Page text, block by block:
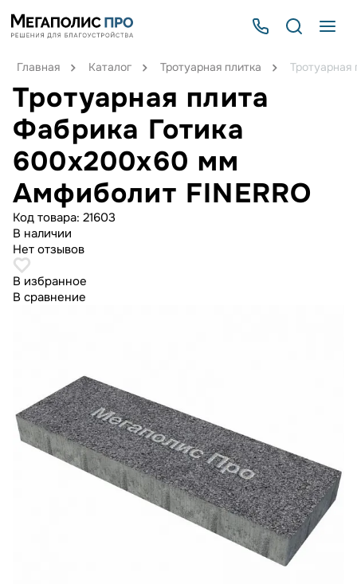
Главная Каталог Тротуарная плитка
Тротуарная плита
Фабрика Готика
600х200х60 мм
Амфиболит FINERRO
Код товара: 21603
В наличии
Нет отзывов
В избранное
В сравнение